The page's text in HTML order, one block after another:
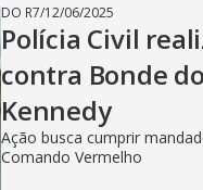
DO R7/12/06/2025
Polícia Civil
contra Bonde
Kennedy
Ação busca cumprir
Comando Vermelho